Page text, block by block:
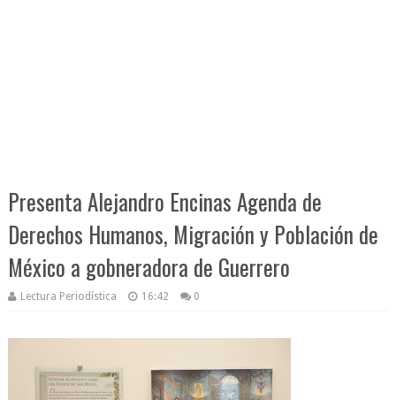
Presenta Alejandro Encinas Agenda de
Derechos Humanos, Migración y Población de
México a gobneradora de Guerrero
Lectura Periodística 16:42 0